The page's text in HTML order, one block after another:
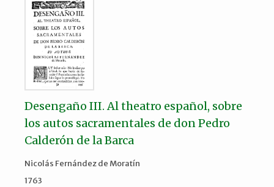
Desengaño III. Al theatro español, sobre
los autos sacramentales de don Pedro
Calderón de la Barca
Nicolás Fernández de Moratín
1763